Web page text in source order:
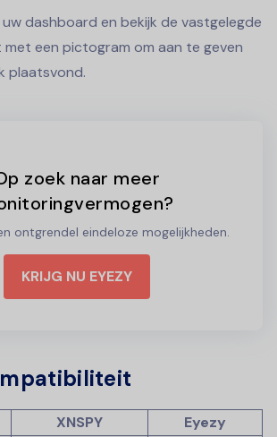
dashboard en bekijk de vastgelegde
met een pictogram om aan te geven
plaatsvond.
zoek naar meer
ontgrendel eindeloze mogelijkheden.
KRIJG NU EYEZY
XNSPY Eyezy